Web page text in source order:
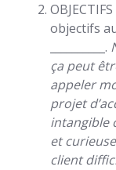
objectifs
__________.
ça peut
appeler
projet
intangible
et
client